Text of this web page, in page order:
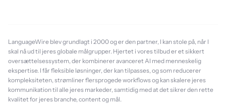
LanguageWire blev grundlagt i 2000 og er den partner, I kan stole på, når I
skal nå ud til jeres globale målgrupper. Hjertet i vores tilbud er et sikkert
oversættelsessystem, der kombinerer avanceret AI med menneskelig
ekspertise. I får fleksible løsninger, der kan tilpasses, og som reducerer
kompleksiteten, strømliner flersprogede workflows og kan skalere jeres
kommunikation til alle jeres markeder, samtidig med at det sikrer den rette
kvalitet for jeres branche, content og mål.